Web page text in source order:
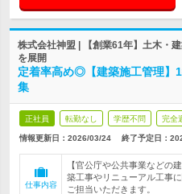
株式会社神盟 | 【創業61年】土木・
を展開
定着率高め◎【建築施工管理】
集
正社員 転勤なし 学歴不問 完全
情報更新日：2026/03/24 終了予定日：
仕事内容
【官公庁や公共事業などの
築工事やリニューアル工事
ご担当いただきます。